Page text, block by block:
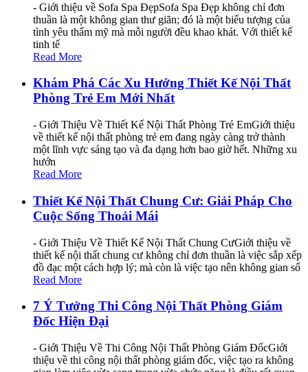
- Giới thiệu về Sofa Spa ĐẹpSofa Spa Đẹp không chỉ đơn
thuần là một không gian thư giãn; đó là một biểu tượng của
tình yêu thẩm mỹ mà mỗi người đều khao khát. Với thiết kế
tinh tế
Read More
Khám Phá Các Xu Hướng Thiết Kế Nội Thất
Phòng Trẻ Em Mới Nhất
- Giới Thiệu Về Thiết Kế Nội Thất Phòng Trẻ EmGiới thiệu
về thiết kế nội thất phòng trẻ em đang ngày càng trở thành
một lĩnh vực sáng tạo và đa dạng hơn bao giờ hết. Những xu
hướn
Read More
Thiết Kế Nội Thất Chung Cư: Giải Pháp Cho
Cuộc Sống Thoải Mái
- Giới Thiệu Về Thiết Kế Nội Thất Chung CưGiới thiệu về
thiết kế nội thất chung cư không chỉ đơn thuần là việc sắp xếp
đồ đạc một cách hợp lý; mà còn là việc tạo nên không gian số
Read More
7 Ý Tưởng Thi Công Nội Thất Phòng Giám
Đốc Hiện Đại
- Giới Thiệu Về Thi Công Nội Thất Phòng Giám ĐốcGiới
thiệu về thi công nội thất phòng giám đốc, việc tạo ra không